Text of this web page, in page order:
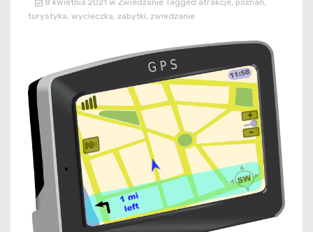
8 kwietnia 2021 w Zwiedzanie Tagged atrakcje, poznań,
turystyka, wycieczka, zabytki, zwiedzanie